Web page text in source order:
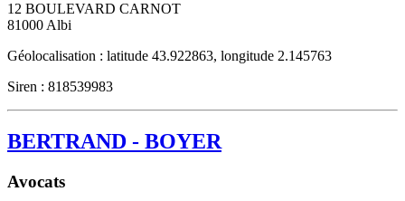
12 BOULEVARD CARNOT
81000Albi
Géolocalisation : latitude 43.922863, longitude 2.145763
Siren : 818539983
BERTRAND - BOYER
Avocats